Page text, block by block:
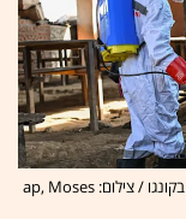
עובד סניטריה מרסס חומר חיטוי נגד נגיף האבולה בשוק בקונגו / צילום: ap, Moses